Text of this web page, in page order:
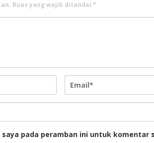
Ruas yang wajib ditandai *
pada peramban ini untuk komentar